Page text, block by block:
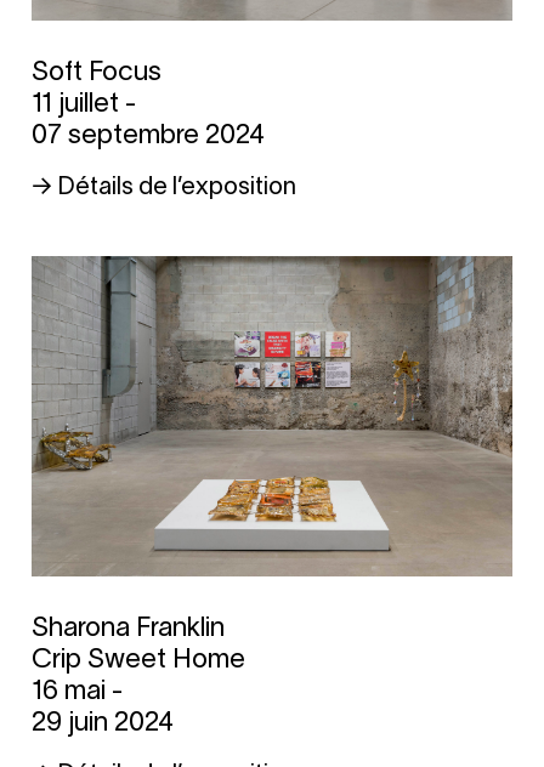
Soft Focus
11 juillet -
07 septembre 2024
→ Détails de l’exposition
Sharona Franklin
Crip Sweet Home
16 mai -
29 juin 2024